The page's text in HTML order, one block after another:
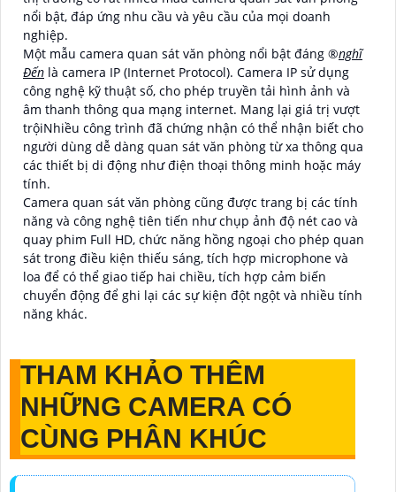
nổi bật, đáp ứng nhu cầu và yêu cầu của mọi doanh
nghiệp.
Một mẫu camera quan sát văn phòng nổi bật đáng ®️nghĩ
Đến là camera IP (Internet Protocol). Camera IP sử dụng
công nghệ kỹ thuật số, cho phép truyền tải hình ảnh và
âm thanh thông qua mạng internet. Mang lại giá trị vượt
trộiNhiều công trình đã chứng nhận có thể nhận biết cho
người dùng dễ dàng quan sát văn phòng từ xa thông qua
các thiết bị di động như điện thoại thông minh hoặc máy
tính.
Camera quan sát văn phòng cũng được trang bị các tính
năng và công nghệ tiên tiến như chụp ảnh độ nét cao và
quay phim Full HD, chức năng hồng ngoại cho phép quan
sát trong điều kiện thiếu sáng, tích hợp microphone và
loa để có thể giao tiếp hai chiều, tích hợp cảm biến
chuyển động để ghi lại các sự kiện đột ngột và nhiều tính
năng khác.
THAM KHẢO THÊM
NHỮNG CAMERA CÓ
CÙNG PHÂN KHÚC